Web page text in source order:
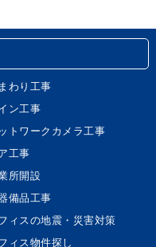
わり工事
ン工事
トワークカメラ工事
工事
所開設
備品工事
ィスの地震・災害対策
ィス物件探し